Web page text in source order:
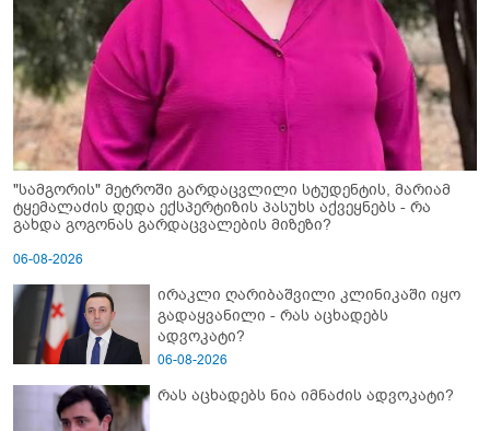
"სამგორის" მეტროში გარდაცვლილი სტუდენტის, მარიამ
ტყემალაძის დედა ექსპერტიზის პასუხს აქვეყნებს - რა
გახდა გოგონას გარდაცვალების მიზეზი?
06-08-2026
ირაკლი ღარიბაშვილი კლინიკაში იყო
გადაყვანილი - რას აცხადებს
ადვოკატი?
06-08-2026
რას აცხადებს ნია იმნაძის ადვოკატი?